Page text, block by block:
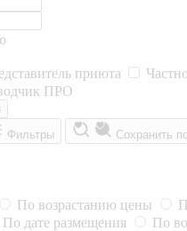
приюта
ПРО
Фильтры Сохранить
По возрастанию цены
По дате размещения
По